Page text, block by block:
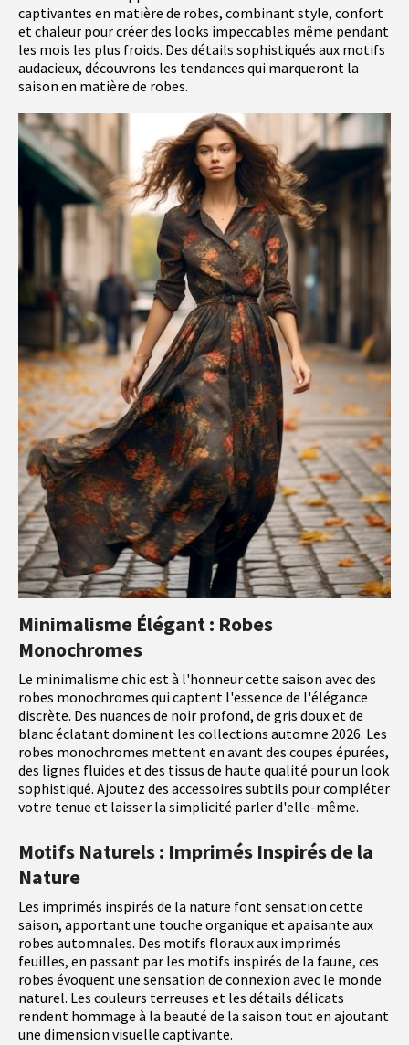
captivantes en matière de robes, combinant style, confort
et chaleur pour créer des looks impeccables même pendant
les mois les plus froids. Des détails sophistiqués aux motifs
audacieux, découvrons les tendances qui marqueront la
saison en matière de robes.
Minimalisme Élégant : Robes
Monochromes
Le minimalisme chic est à l'honneur cette saison avec des
robes monochromes qui captent l'essence de l'élégance
discrète. Des nuances de noir profond, de gris doux et de
blanc éclatant dominent les collections automne 2026. Les
robes monochromes mettent en avant des coupes épurées,
des lignes fluides et des tissus de haute qualité pour un look
sophistiqué. Ajoutez des accessoires subtils pour compléter
votre tenue et laisser la simplicité parler d'elle-même.
Motifs Naturels : Imprimés Inspirés de la
Nature
Les imprimés inspirés de la nature font sensation cette
saison, apportant une touche organique et apaisante aux
robes automnales. Des motifs floraux aux imprimés
feuilles, en passant par les motifs inspirés de la faune, ces
robes évoquent une sensation de connexion avec le monde
naturel. Les couleurs terreuses et les détails délicats
rendent hommage à la beauté de la saison tout en ajoutant
une dimension visuelle captivante.